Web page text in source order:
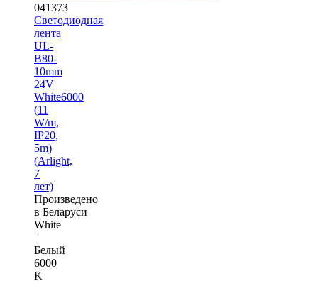
041373
Светодиодная
лента
UL-
B80-
10mm
24V
White6000
(11
W/m,
IP20,
5m)
(Arlight,
7
лет)
Произведено
в Беларуси
White
|
Белый
6000
K